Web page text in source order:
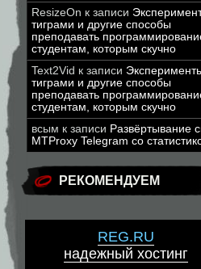
ResizeOn к записи
тиграми и другие способы
преподавать
студентам, которым скучно
Text2Vid к записи
тиграми и другие способы
преподавать
студентам, которым скучно
всым к записи Развёртывание
MTProxy Telegram со
РЕКОМЕНДУЕМ
REG.RU
надежный хостинг